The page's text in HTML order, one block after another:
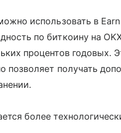
использовать в
по биткоину на
процентов годовых.
позволяет получать
более